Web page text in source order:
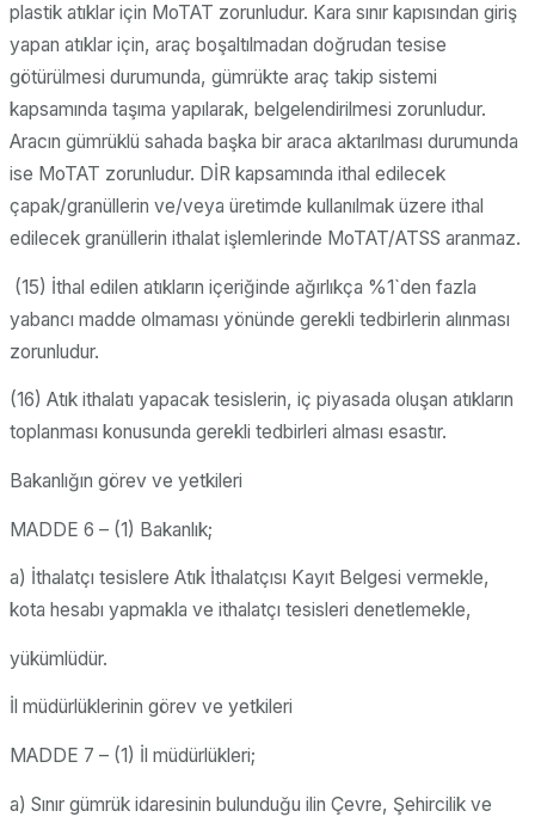
plastik atıklar için MoTAT zorunludur. Kara sınır kapısından giriş
yapan atıklar için, araç boşaltılmadan doğrudan tesise
götürülmesi durumunda, gümrükte araç takip sistemi
kapsamında taşıma yapılarak, belgelendirilmesi zorunludur.
Aracın gümrüklü sahada başka bir araca aktarılması durumunda
ise MoTAT zorunludur. DİR kapsamında ithal edilecek
çapak/granüllerin ve/veya üretimde kullanılmak üzere ithal
edilecek granüllerin ithalat işlemlerinde MoTAT/ATSS aranmaz.
(15) İthal edilen atıkların içeriğinde ağırlıkça %1`den fazla
yabancı madde olmaması yönünde gerekli tedbirlerin alınması
zorunludur.
(16) Atık ithalatı yapacak tesislerin, iç piyasada oluşan atıkların
toplanması konusunda gerekli tedbirleri alması esastır.
Bakanlığın görev ve yetkileri
MADDE 6 – (1) Bakanlık;
a) İthalatçı tesislere Atık İthalatçısı Kayıt Belgesi vermekle,
kota hesabı yapmakla ve ithalatçı tesisleri denetlemekle,
yükümlüdür.
İl müdürlüklerinin görev ve yetkileri
MADDE 7 – (1) İl müdürlükleri;
a) Sınır gümrük idaresinin bulunduğu ilin Çevre, Şehircilik ve